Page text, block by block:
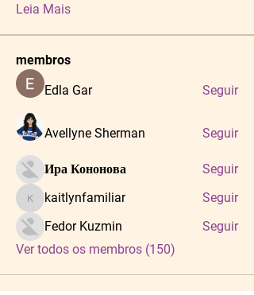
Leia Mais
membros
Edla Gar
Seguir
Avellyne Sherman Seguir
Ира Кононова Seguir
kaitlynfamiliar
kaitlynfamiliar
Seguir
Fedor Kuzmin
Seguir
Ver todos os membros (150)